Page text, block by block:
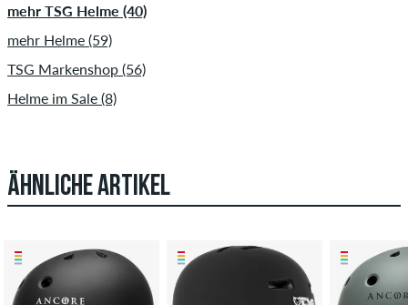
mehr TSG Helme (40)
mehr Helme (59)
TSG Markenshop (56)
Helme im Sale (8)
ÄHNLICHE ARTIKEL